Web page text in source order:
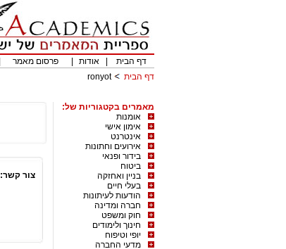
דף הבית
אודות פרסום מאמר
דף הבית
ronyot
מאמרים בקטגוריות של:
אומנות
אימון אישי
אינטרנט
אירועים וחתונות
בידור ופנאי
ביטוח
בניין ואחזקה
בעלי חיים
הודעות לעיתונות
חברה ומדינה
חוק ומשפט
חינוך ולימודים
יופי וטיפוח
מדעי החברה
צור קשר: